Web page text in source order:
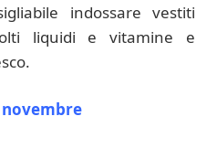
indossare vestiti
liquidi e vitamine e